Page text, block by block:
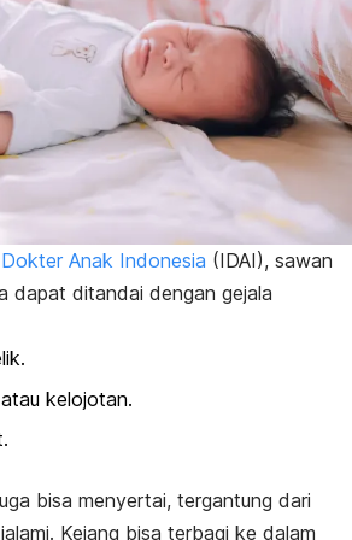
Anak Indonesia (IDAI), sawan
dapat ditandai dengan gejala
kelojotan.
bisa menyertai, tergantung dari
Kejang bisa terbagi ke dalam